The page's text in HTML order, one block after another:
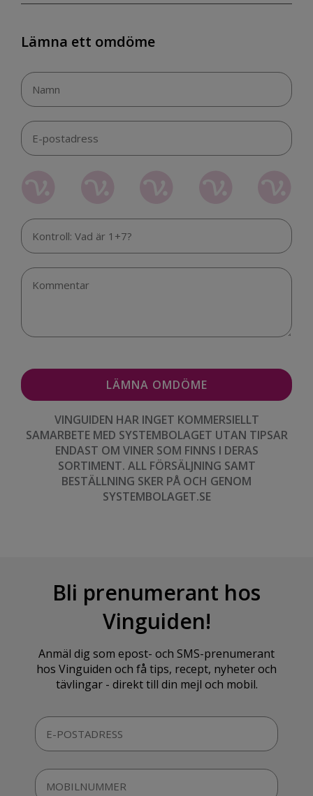
Lämna ett omdöme
VINGUIDEN HAR INGET KOMMERSIELLT
SAMARBETE MED SYSTEMBOLAGET UTAN TIPSAR
ENDAST OM VINER SOM FINNS I DERAS
SORTIMENT. ALL FÖRSÄLJNING SAMT
BESTÄLLNING SKER PÅ OCH GENOM
SYSTEMBOLAGET.SE
Bli prenumerant hos
Vinguiden!
Anmäl dig som epost- och SMS-prenumerant
hos Vinguiden och få tips, recept, nyheter och
tävlingar - direkt till din mejl och mobil.